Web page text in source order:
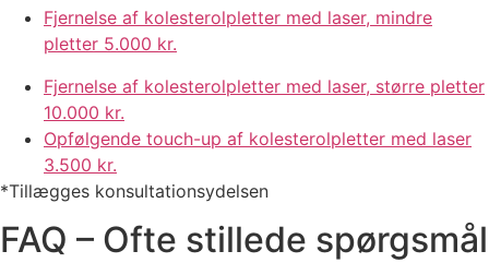
Fjernelse af kolesterolpletter med laser, mindre
pletter 5.000 kr.
Fjernelse af kolesterolpletter med laser, større pletter
10.000 kr.
Opfølgende touch-up af kolesterolpletter med laser
3.500 kr.
*Tillægges konsultationsydelsen
FAQ – Ofte stillede spørgsmål